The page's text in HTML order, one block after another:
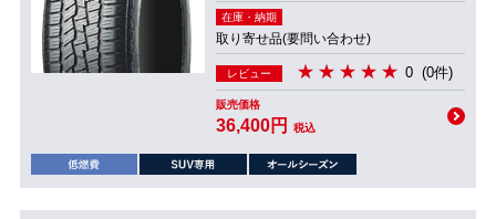
在庫・納期
取り寄せ品(要問い合わせ)
レビュー 0 (0件)
販売価格
36,400円 税込